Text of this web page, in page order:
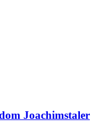
Joachimstaler